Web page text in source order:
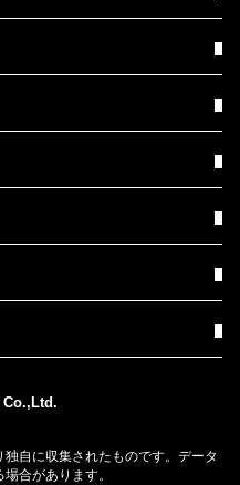
自に収集されたものです。データ
合があります。